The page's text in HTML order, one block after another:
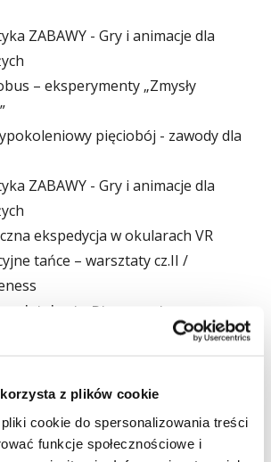
z plików cookie
cookie do spersonalizowania treści
funkcje społecznościowe i
ZABAWY - Gry i animacje dla
– eksperymenty „Zmysły
pięciobój - zawody dla
ZABAWY - Gry i animacje dla
ekspedycja w okularach VR
tańce – warsztaty cz.II /
udzielania Pierwszej
Gruszka.
tańce – FINAŁ / Karolina
GWIAZDAMI